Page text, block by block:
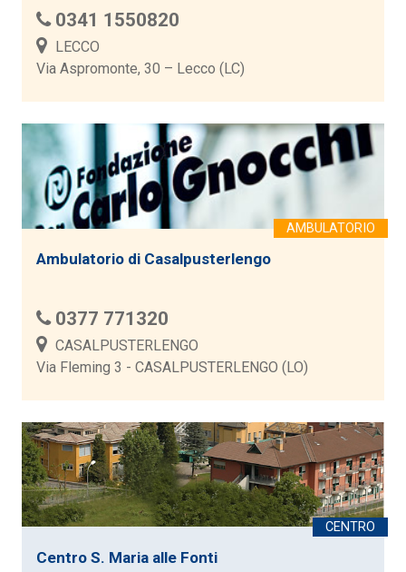
0341 1550820
LECCO
Via Aspromonte, 30 – Lecco (LC)
Ambulatorio di Casalpusterlengo
0377 771320
CASALPUSTERLENGO
Via Fleming 3 - CASALPUSTERLENGO (LO)
Centro S. Maria alle Fonti